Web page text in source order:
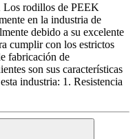
Los rodillos de PEEK
en la industria de
debido a su excelente
cumplir con los estrictos
fabricación de
son sus características
industria: 1. Resistencia